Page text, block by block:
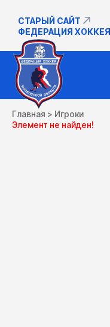
СТАРЫЙ САЙТ
ФЕДЕРАЦИЯ
Главная > Игроки
Элемент не найден!